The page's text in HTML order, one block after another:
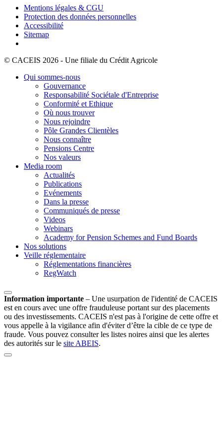
Mentions légales & CGU
Protection des données personnelles
Accessibilité
Sitemap
© CACEIS 2026 - Une filiale du Crédit Agricole
Qui sommes-nous
Gouvernance
Responsabilité Sociétale d'Entreprise
Conformité et Ethique
Où nous trouver
Nous rejoindre
Pôle Grandes Clientèles
Nous connaître
Pensions Centre
Nos valeurs
Media room
Actualités
Publications
Evénements
Dans la presse
Communiqués de presse
Videos
Webinars
Academy for Pension Schemes and Fund Boards
Nos solutions
Veille réglementaire
Réglementations financières
RegWatch
Information importante – Une usurpation de l'identité de CACEIS
est en cours avec une offre frauduleuse portant sur des placements
ou des investissements. CACEIS n'est pas à l'origine de cette offre et
vous appelle à la vigilance afin d'éviter d’être la cible de ce type de
fraude. Vous pouvez consulter les listes noires ainsi que les alertes
des autorités sur le site ABEIS.